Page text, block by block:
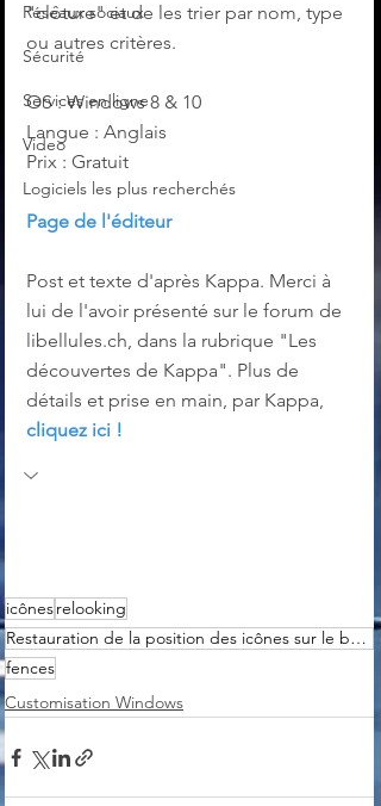
Réseaux sociaux
Sécurité
Services en ligne
Video
Logiciels les plus recherchés
"clôture" et de les trier par nom, type
ou autres critères.
OS : Windows 8 & 10
Langue : Anglais
Prix : Gratuit
Page de l'éditeur
Post et texte d'après Kappa. Merci à
lui de l'avoir présenté sur le forum de
libellules.ch, dans la rubrique "Les
découvertes de Kappa". Plus de
détails et prise en main, par Kappa,
cliquez ici !
icônesrelooking
Restauration de la position des icônes sur le bureau
fences
Customisation Windows